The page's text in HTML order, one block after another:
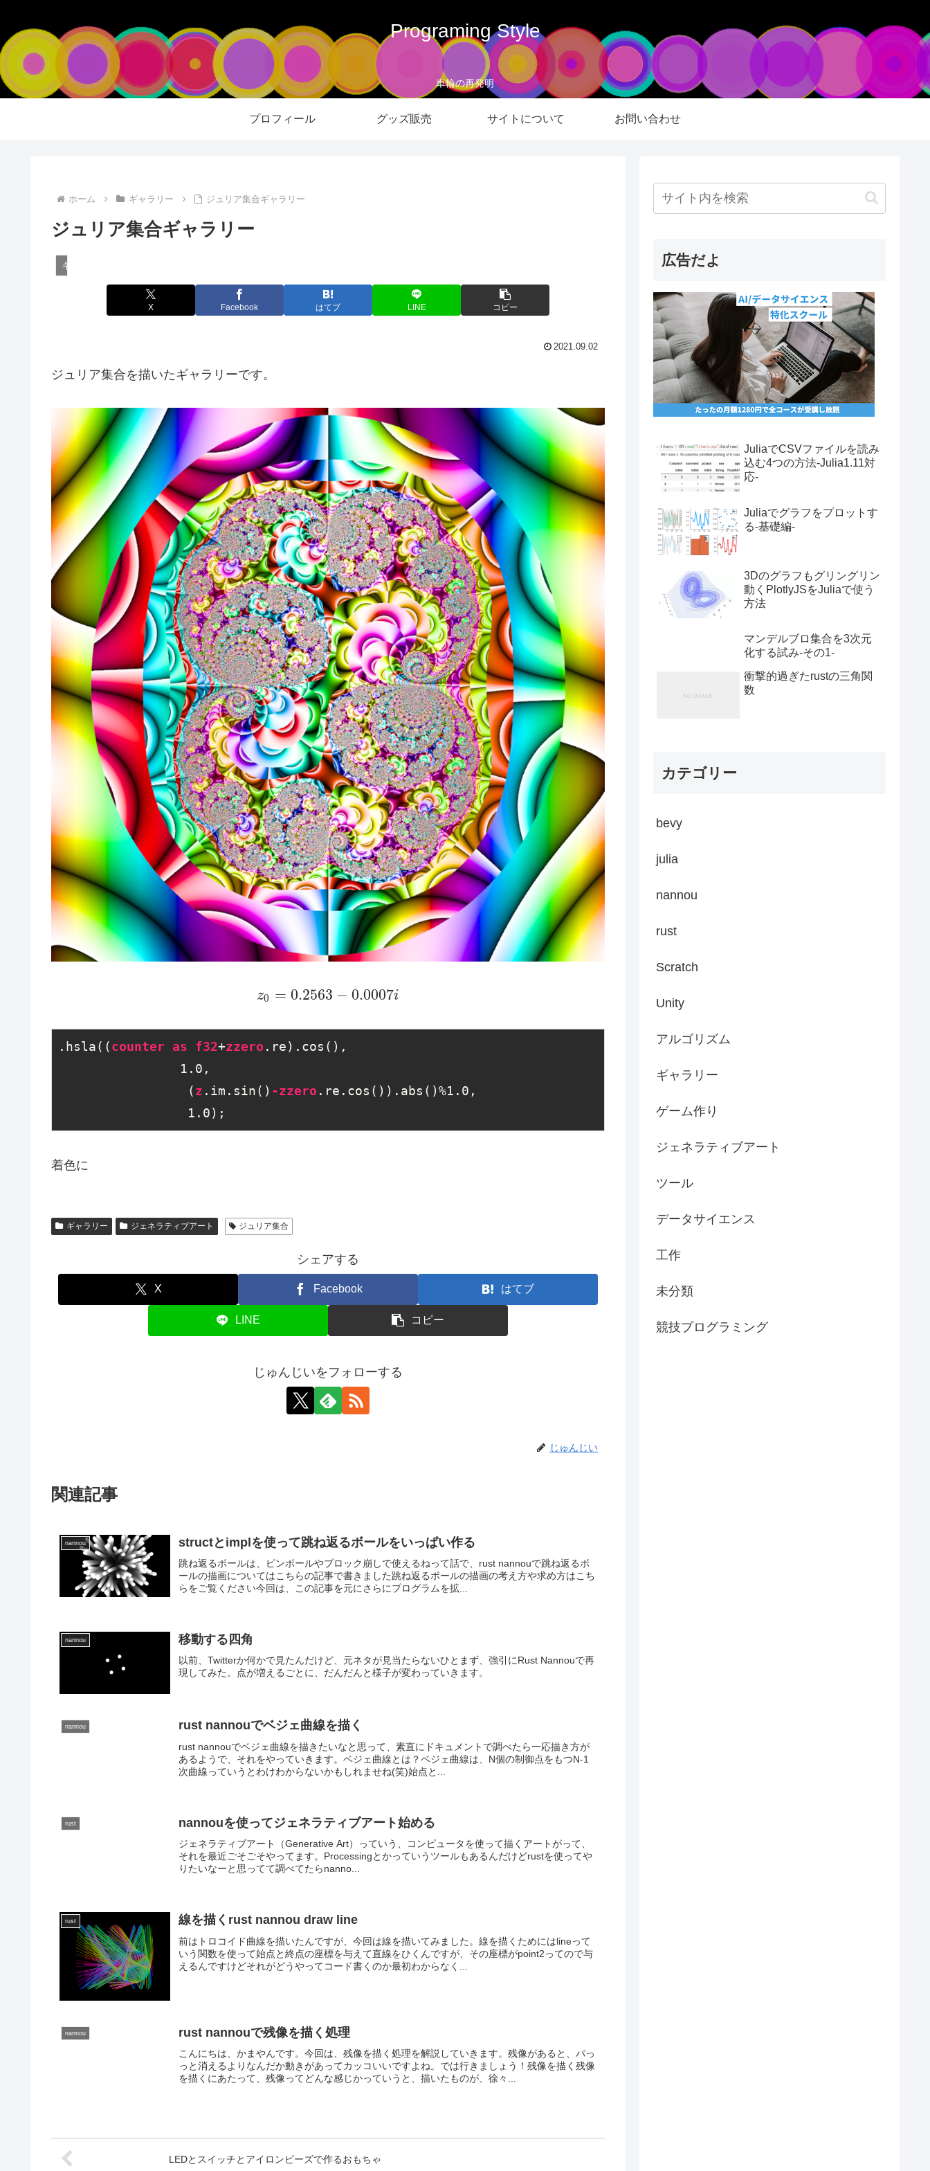
Programing Style
車輪の再発明
プロフィール グッズ販売 サイトについて お問い合わせ
ホーム ギャラリー ジュリア集合ギャラリー
ジュリア集合ギャラリー
ギャラリー
X Facebook はてブ LINE コピー
2021.09.02
ジュリア集合を描いたギャラリーです。
z0 = 0.2563 − 0.0007i
.hsla((counter as f32+zzero .re) .cos (),
                1
.0 ,
                 (
z .im .sin() -zzero .re .cos ()) .abs ()%1 .0 ,
                 1
.0);
着色に
ギャラリー ジェネラティブアート ジュリア集合
シェアする
X Facebook はてブ
LINE コピー
じゅんじいをフォローする
じゅんじい
関連記事
nannou structとimplを使って跳ね返るボールをいっぱい作る
跳ね返るボールは、ピンボールやブロック崩しで使えるねって話で、rust nannouで跳ね返るボ
ールの描画についてはこちらの記事で書きました跳ね返るボールの描画の考え方や求め方はこち
らをご覧ください今回は、この記事を元にさらにプログラムを拡...
nannou 移動する四角
以前、Twitterか何かで見たんだけど、元ネタが見当たらないひとまず、強引にRust Nannouで再
現してみた。点が増えるごとに、だんだんと様子が変わっていきます。
nannou rust nannouでベジェ曲線を描く
rust nannouでベジェ曲線を描きたいなと思って、素直にドキュメントで調べたら一応描き方が
あるようで、それをやっていきます。ベジェ曲線とは？ベジェ曲線は、N個の制御点をもつN-1
次曲線っていうとわけわからないかもしれませね(笑)始点と...
rust nannouを使ってジェネラティブアート始める
ジェネラティブアート（Generative Art）っていう、コンピュータを使って描くアートがって、
それを最近ごそごそやってます。Processingとかっていうツールもあるんだけどrustを使ってや
りたいなーと思ってて調べてたらnanno...
rust 線を描くrust nannou draw line
前はトロコイド曲線を描いたんですが、今回は線を描いてみました。線を描くためにはlineって
いう関数を使って始点と終点の座標を与えて直線をひくんですが、その座標がpoint2ってので与
えるんですけどそれがどうやってコード書くのか最初わからなく...
nannou rust nannouで残像を描く処理
こんにちは、かまやんです。今回は、残像を描く処理を解説していきます。残像があると、パっ
っと消えるよりなんだか動きがあってカッコいいですよね。では行きましょう！残像を描く残像
を描くにあたって、残像ってどんな感じかっていうと、描いたものが、徐々...
LEDとスイッチとアイロンビーズで作るおもちゃ
広告だよ
JuliaでCSVファイルを読み
込む4つの方法-Julia1.11対
応-
Juliaでグラフをプロットす
る-基礎編-
3Dのグラフもグリングリン
動くPlotlyJSをJuliaで使う
方法
マンデルブロ集合を3次元
化する試み-その1-
衝撃的過ぎたrustの三角関
数
カテゴリー
bevy
julia
nannou
rust
Scratch
Unity
アルゴリズム
ギャラリー
ゲーム作り
ジェネラティブアート
ツール
データサイエンス
工作
未分類
競技プログラミング